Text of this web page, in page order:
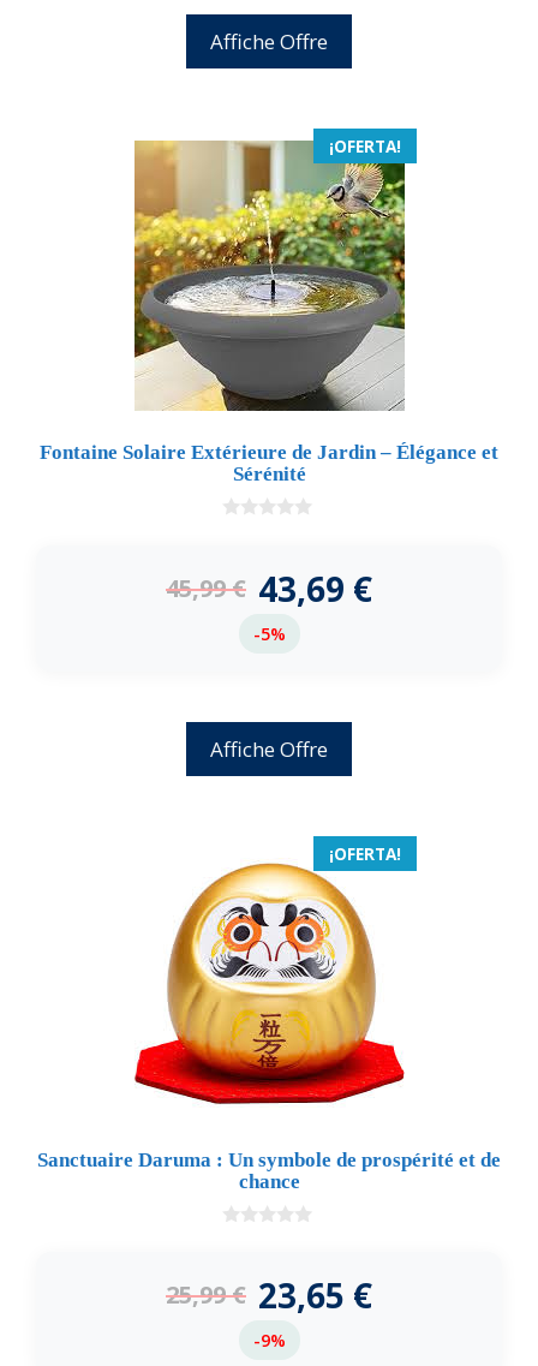
Affiche Offre
¡OFERTA!
Fontaine Solaire Extérieure de Jardin – Élégance et
Sérénité
5
45,99€ 43,69 €
-5%
Affiche Offre
¡OFERTA!
Sanctuaire Daruma : Un symbole de prospérité et de
chance
5
25,99€ 23,65 €
-9%